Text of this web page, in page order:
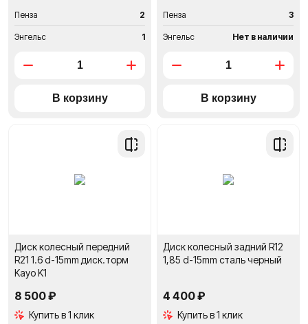
Пенза 2
Энгельс 1
Пенза 3
Энгельс Нет в наличии
Добавить
Диск колесный передний
R21 1.6 d-15mm диск.торм
Kayo K1
8 500 ₽
Купить в 1 клик
Диск колесный задний R12
1,85 d-15mm сталь черный
4 400 ₽
Купить в 1 клик